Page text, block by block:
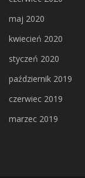
maj 2020
kwiecień 2020
styczeń 2020
październik 2019
czerwiec 2019
marzec 2019